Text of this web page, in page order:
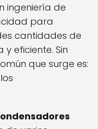
ingeniería de
para
cantidades de
eficiente. Sin
que surge es: